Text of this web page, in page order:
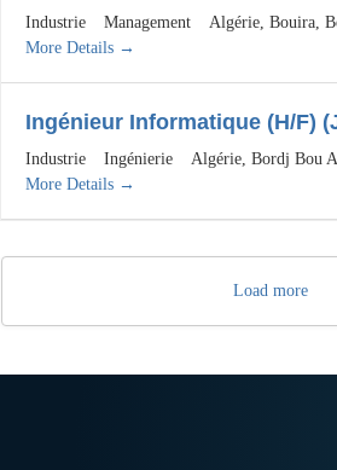
Industrie Management Algérie Bouira
More Details
Ingénieur Informatique (H/F)
Industrie Ingénierie Algérie Bordj Bou
More Details
Load more